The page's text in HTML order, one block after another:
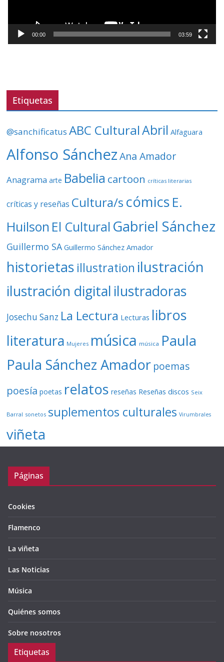
o
í
e
00:00 03:59
Etiquetas
@sanchificatus ABC CulturalAbril Alfaguara
Alfonso Sánchez Ana Amador
Anagrama arte Babelia cartoon críticas literarias
críticas y reseñas Cultura/s cómics E.
Huilson El Cultural Gabriel Sánchez
Guillermo SA Guillermo Sánchez Amador
historietas illustration ilustración
ilustración digital ilustradoras
Josechu Sanz La Lectura Lecturas libros
literatura Mujeres música música Paula
Paula Sánchez Amador poemas
poesía poetas relatos reseñas Reseñas discos Seix
Barral sonetos suplementos culturales Virumbrales
viñeta
Páginas
Cookies
Flamenco
La viñeta
Las Noticias
Música
Quiénes somos
Sobre nosotros
Etiquetas